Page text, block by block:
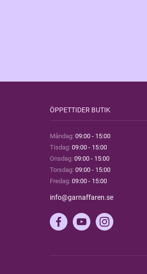
ÖPPETTIDER BUTIK
Måndag: 09:00 - 15:00
Tisdag: 09:00 - 15:00
Onsdag: 09:00 - 15:00
Torsdag: 09:00 - 15:00
Fredag: 09:00 - 15:00
info@garnaffaren.se